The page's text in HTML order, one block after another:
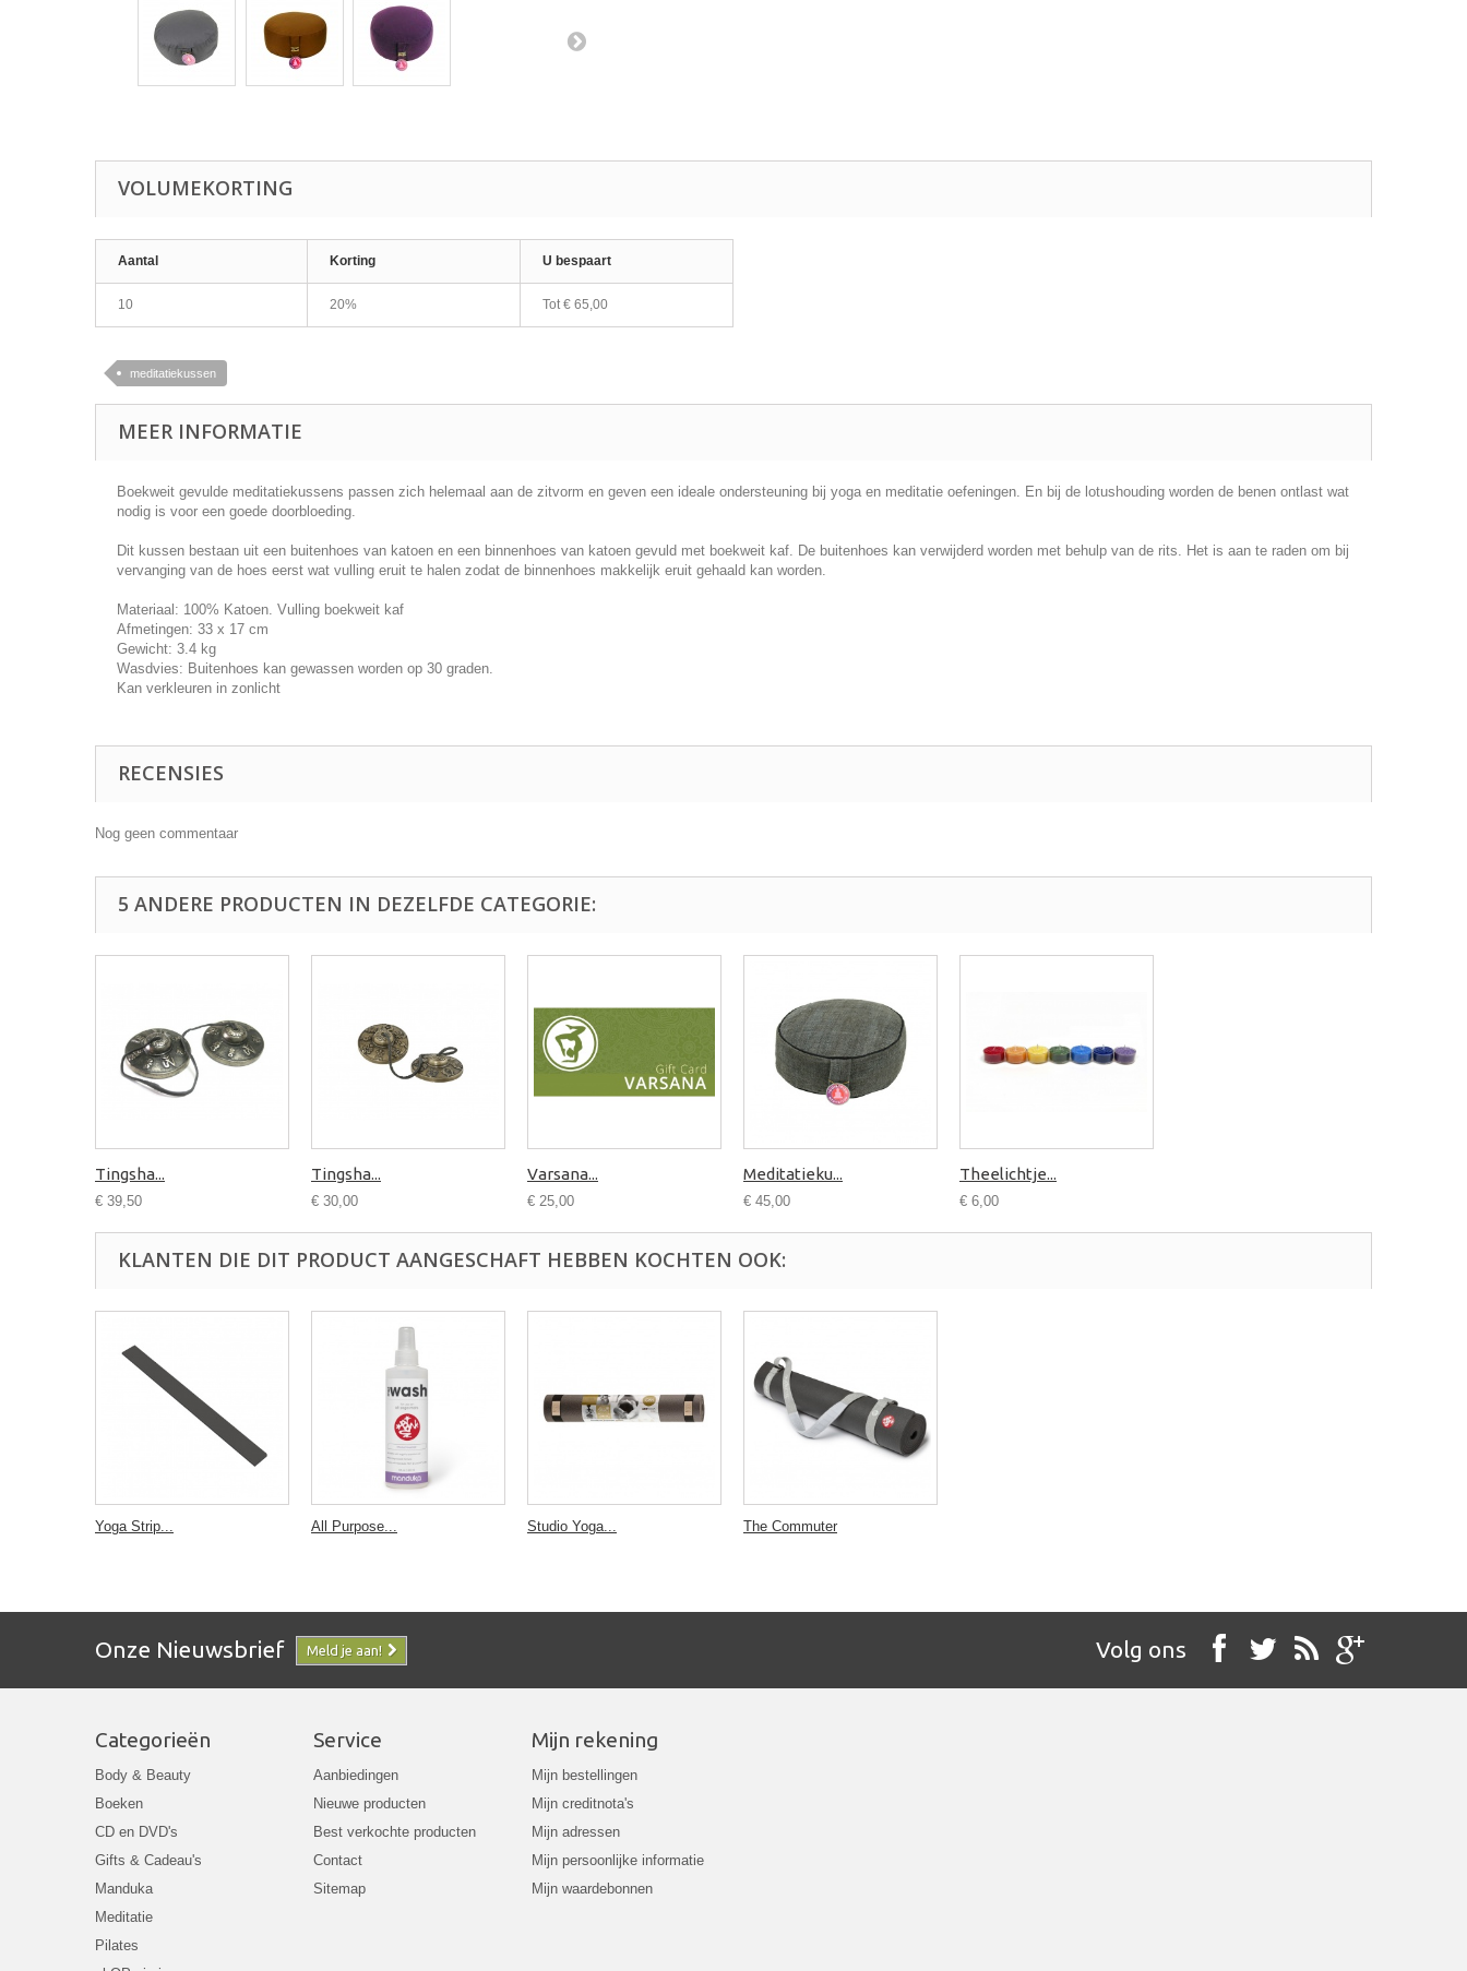
VOLUMEKORTING
Aantal Korting U bespaart
10 20% Tot € 65,00
meditatiekussen
MEER INFORMATIE
Boekweit gevulde meditatiekussens passen zich helemaal aan de zitvorm en geven een ideale ondersteuning bij yoga en meditatie oefeningen. En bij de lotushouding worden de benen ontlast wat
nodig is voor een goede doorbloeding.
Dit kussen bestaan uit een buitenhoes van katoen en een binnenhoes van katoen gevuld met boekweit kaf. De buitenhoes kan verwijderd worden met behulp van de rits. Het is aan te raden om bij
vervanging van de hoes eerst wat vulling eruit te halen zodat de binnenhoes makkelijk eruit gehaald kan worden.
Materiaal: 100% Katoen. Vulling boekweit kaf
Afmetingen: 33 x 17 cm
Gewicht: 3.4 kg
Wasdvies: Buitenhoes kan gewassen worden op 30 graden.
Kan verkleuren in zonlicht
RECENSIES
Nog geen commentaar
5 ANDERE PRODUCTEN IN DEZELFDE CATEGORIE:
Tingsha...
€ 39,50
Tingsha...
€ 30,00
Varsana...
€ 25,00
Meditatieku...
€ 45,00
Theelichtje...
€ 6,00
KLANTEN DIE DIT PRODUCT AANGESCHAFT HEBBEN KOCHTEN OOK:
Yoga Strip... All Purpose... Studio Yoga... The Commuter
Onze Nieuwsbrief Meld je aan! Volg ons
Categorieën
Body & Beauty
Boeken
CD en DVD's
Gifts & Cadeau's
Manduka
Meditatie
Pilates
Service
Aanbiedingen
Nieuwe producten
Best verkochte producten
Contact
Sitemap
Mijn rekening
Mijn bestellingen
Mijn creditnota's
Mijn adressen
Mijn persoonlijke informatie
Mijn waardebonnen